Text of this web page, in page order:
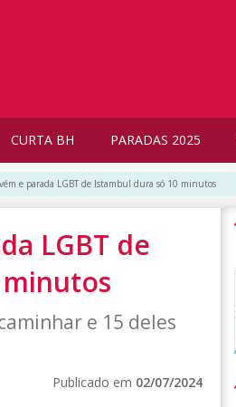
CURTA BH PARADAS 2025
e parada LGBT de Istambul dura só 10 minutos
LGBT de
e 15 deles
Publicado em 02/07/2024